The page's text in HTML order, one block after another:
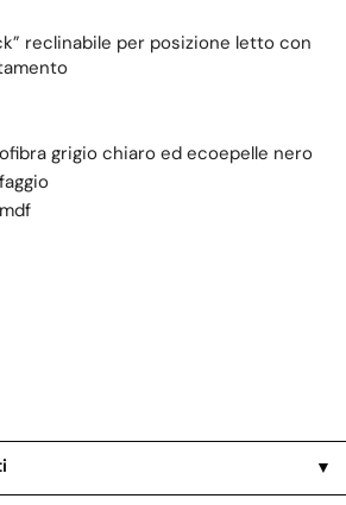
reclinabile per posizione letto con
grigio chiaro ed ecoepelle nero
▼